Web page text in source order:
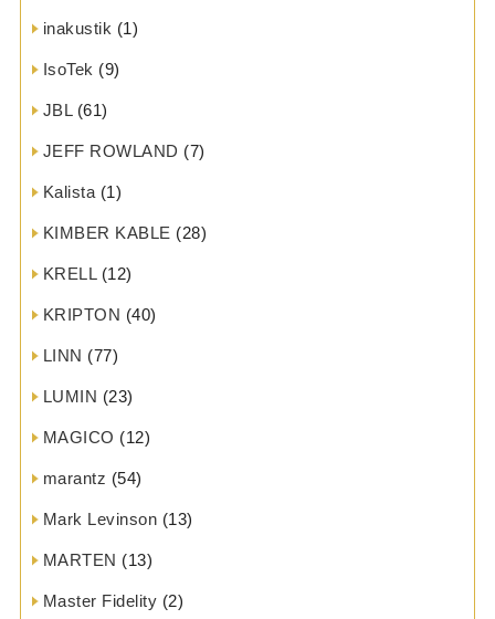
inakustik (1)
IsoTek (9)
JBL(61)
JEFF ROWLAND (7)
Kalista (1)
KIMBER KABLE (28)
KRELL(12)
KRIPTON (40)
LINN (77)
LUMIN (23)
MAGICO (12)
marantz (54)
Mark Levinson (13)
MARTEN (13)
Master Fidelity (2)